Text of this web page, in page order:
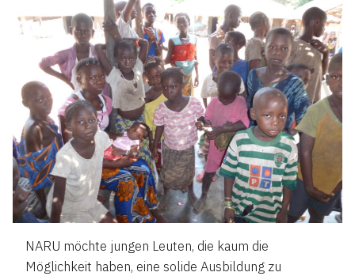
NARU möchte jungen Leuten, die kaum die
Möglichkeit haben, eine solide Ausbildung zu